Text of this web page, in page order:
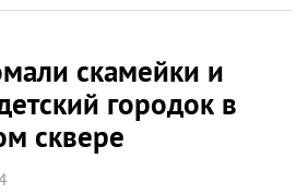
скамейки и
городок в
сквере